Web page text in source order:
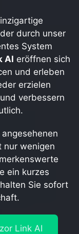
durch unser
System
AI eröffnen sich
und erleben
erzielen
verbessern
nur wenigen
ein kurzes
Sie sofort
Link AI